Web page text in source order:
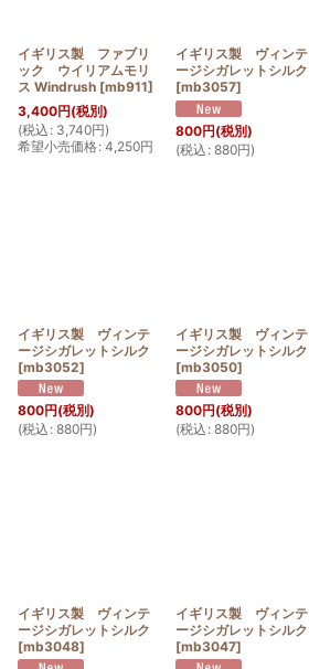
イギリス製 ファブリ
ック ウイリアムモリ
ス Windrush [mb911]
3,400円(税別)
(税込 : 3,740円)
希望小売価格: 4,250円
イギリス製 ヴィンテ
ージシガレットシルク
[mb3057]
800円(税別)
(税込 : 880円)
イギリス製 ヴィンテ
ージシガレットシルク
[mb3052]
800円(税別)
(税込 : 880円)
イギリス製 ヴィンテ
ージシガレットシルク
[mb3050]
800円(税別)
(税込 : 880円)
イギリス製 ヴィンテ
ージシガレットシルク
[mb3048]
イギリス製 ヴィンテ
ージシガレットシルク
[mb3047]